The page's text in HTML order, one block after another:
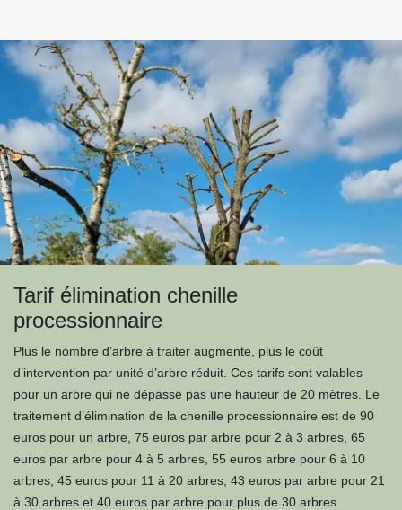
Tarif élimination chenille
processionnaire
Plus le nombre d’arbre à traiter augmente, plus le coût
d’intervention par unité d’arbre réduit. Ces tarifs sont valables
pour un arbre qui ne dépasse pas une hauteur de 20 mètres. Le
traitement d’élimination de la chenille processionnaire est de 90
euros pour un arbre, 75 euros par arbre pour 2 à 3 arbres, 65
euros par arbre pour 4 à 5 arbres, 55 euros arbre pour 6 à 10
arbres, 45 euros pour 11 à 20 arbres, 43 euros par arbre pour 21
à 30 arbres et 40 euros par arbre pour plus de 30 arbres.